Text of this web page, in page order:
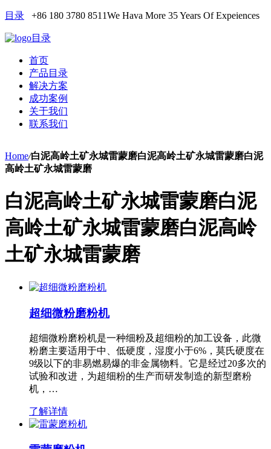
目录 +86 180 3780 8511We Hava More 35 Years Of Expeiences
目录
首页
产品目录
解决方案
成功案例
关于我们
联系我们
Home/白泥高岭土矿永城雷蒙磨白泥高岭土矿永城雷蒙磨白泥
高岭土矿永城雷蒙磨
白泥高岭土矿永城雷蒙磨白泥
高岭土矿永城雷蒙磨白泥高岭
土矿永城雷蒙磨
超细微粉磨粉机
超细微粉磨粉机是一种细粉及超细粉的加工设备，此微
粉磨主要适用于中、低硬度，湿度小于6%，莫氏硬度在
9级以下的非易燃易爆的非金属物料。它是经过20多次的
试验和改进，为超细粉的生产而研发制造的新型磨粉
机，…
了解详情